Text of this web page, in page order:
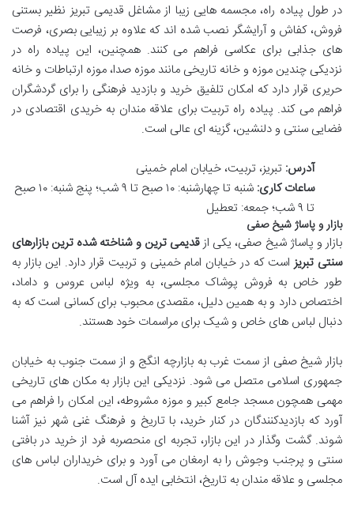
در طول پیاده راه، مجسمه هایی زیبا از مشاغل قدیمی تبریز نظیر بستنی
فروش، کفاش و آرایشگر نصب شده اند که علاوه بر زیبایی بصری، فرصت
های جذابی برای عکاسی فراهم می کنند. همچنین، این پیاده راه در
نزدیکی چندین موزه و خانه تاریخی مانند موزه صدا، موزه ارتباطات و خانه
حریری قرار دارد که امکان تلفیق خرید و بازدید فرهنگی را برای گردشگران
فراهم می کند. پیاده راه تربیت برای علاقه مندان به خریدی اقتصادی در
فضایی سنتی و دلنشین، گزینه ای عالی است.
آدرس: تبریز، تربیت، خیابان امام خمینی
ساعات کاری:
شنبه تا چهارشنبه: ۱۰ صبح تا ۹ شب؛ پنج شنبه: ۱۰ صبح
تا ۹ شب؛ جمعه: تعطیل
بازار و پاساژ شیخ صفی
بازار و پاساژ شیخ صفی، یکی ازقدیمی ترین و شناخته شده ترین بازارهای
سنتی تبریزاست که در خیابان امام خمینی و تربیت قرار دارد. این بازار به
طور خاص به فروش پوشاک مجلسی، به ویژه لباس عروس و داماد،
اختصاص دارد و به همین دلیل، مقصدی محبوب برای کسانی است که به
دنبال لباس های خاص و شیک برای مراسمات خود هستند.
بازار شیخ صفی از سمت غرب به بازارچه انگج و از سمت جنوب به خیابان
جمهوری اسلامی متصل می شود. نزدیکی این بازار به مکان های تاریخی
مهمی همچون مسجد جامع کبیر و موزه مشروطه، این امکان را فراهم می
آورد که بازدیدکنندگان در کنار خرید، با تاریخ و فرهنگ غنی شهر نیز آشنا
شوند. گشت وگذار در این بازار، تجربه ای منحصربه فرد از خرید در بافتی
سنتی و پرجنب وجوش را به ارمغان می آورد و برای خریداران لباس های
مجلسی و علاقه مندان به تاریخ، انتخابی ایده آل است.